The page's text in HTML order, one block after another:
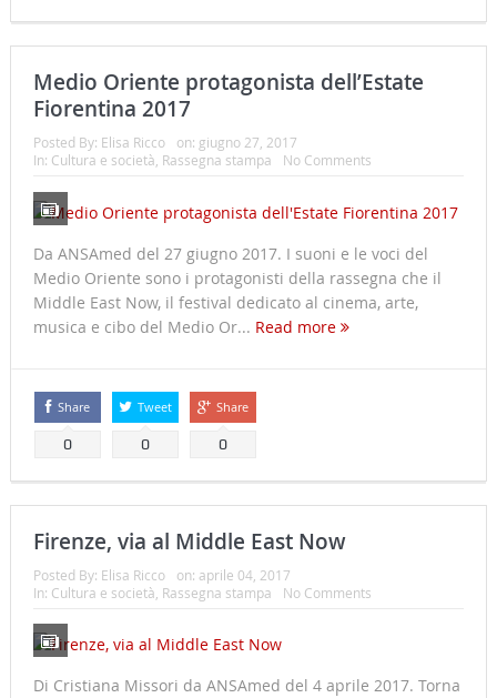
Medio Oriente protagonista dell’Estate
Fiorentina 2017
Posted By: Elisa Ricco on: giugno 27, 2017
In: Cultura e società, Rassegna stampa No Comments
Da ANSAmed del 27 giugno 2017. I suoni e le voci del
Medio Oriente sono i protagonisti della rassegna che il
Middle East Now, il festival dedicato al cinema, arte,
musica e cibo del Medio Or... Read more
Share
0
Tweet
0
Share
0
Firenze, via al Middle East Now
Posted By: Elisa Ricco on: aprile 04, 2017
In: Cultura e società Rassegna stampa No Comments
Di Cristiana Missori da ANSAmed del 4 aprile 2017. Torna